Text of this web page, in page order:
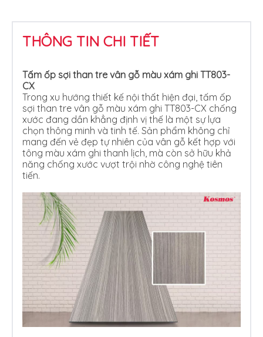
THÔNG TIN CHI TIẾT
Tấm ốp sợi than tre vân gỗ màu xám ghi TT803-
CX
Trong xu hướng thiết kế nội thất hiện đại, tấm ốp
sợi than tre vân gỗ màu xám ghi TT803-CX chống
xước đang dần khẳng định vị thế là một sự lựa
chọn thông minh và tinh tế. Sản phẩm không chỉ
mang đến vẻ đẹp tự nhiên của vân gỗ kết hợp với
tông màu xám ghi thanh lịch, mà còn sở hữu khả
năng chống xước vượt trội nhờ công nghệ tiên
tiến.